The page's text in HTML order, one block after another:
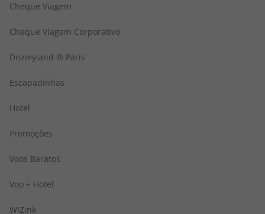
Cheque Viagem
Cheque Viagem Corporativo
Disneyland ® Paris
Escapadinhas
Hotel
Promoções
Voos Baratos
Voo + Hotel
WiZink